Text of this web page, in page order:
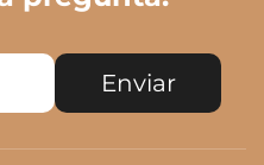
Enviar